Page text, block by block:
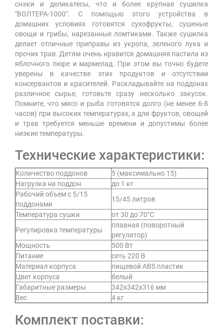
снэки и деликатесы, что и более крупная сушилка
"ВОЛТЕРА-1000". С помощью этого устройства в
домашних условиях готовятся сухофрукты, сушеные
овощи и грибы, нарезанные ломтиками. Также сушилка
делает отличные приправы из укропа, зеленого лука и
прочих трав. Детям очень нравится домашняя пастила из
яблочного пюре и мармелад. При этом вы точно будете
уверены в качестве этих продуктов и отсутствии
консервантов и красителей. Раскладывайте на поддонах
различное сырье, готовьте сразу несколько закусок.
Помните, что мясо и рыба готовятся долго (не менее 6-8
часов) при высоких температурах, а для фруктов, овощей
и трав требуется меньше времени и допустимы более
низкие температуры.
Технические характеристики:
Количество поддонов
5 (максимально 15)
Нагрузка на поддон
до 1 кг
Рабочий объем с 5/15
поддонами
15/45 литров
Температура сушки
от 30 до 70°C
Регулировка температуры
плавная (поворотный
регулятор)
Мощность
500 Вт
Питание
сеть 220 В
Материал корпуса
пищевой ABS пластик
Цвет корпуса
белый
Габаритные размеры
342х342х316 мм
Вес
4 кг
Комплект поставки: